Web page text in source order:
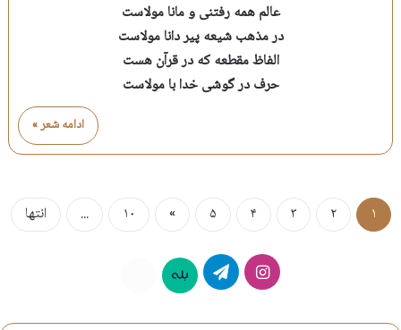
عالم همه رفتنی و مانا مولاست
در مذهب شیعه پیر دانا مولاست
الفاظ مقطعه که در قرآن هست
حرف در گوشی خدا با مولاست
ادامه شعر »
۱ ۲ ۳ ۴ ۵ » ۱۰ ... انتها
اینستاگرامتلگرام بله